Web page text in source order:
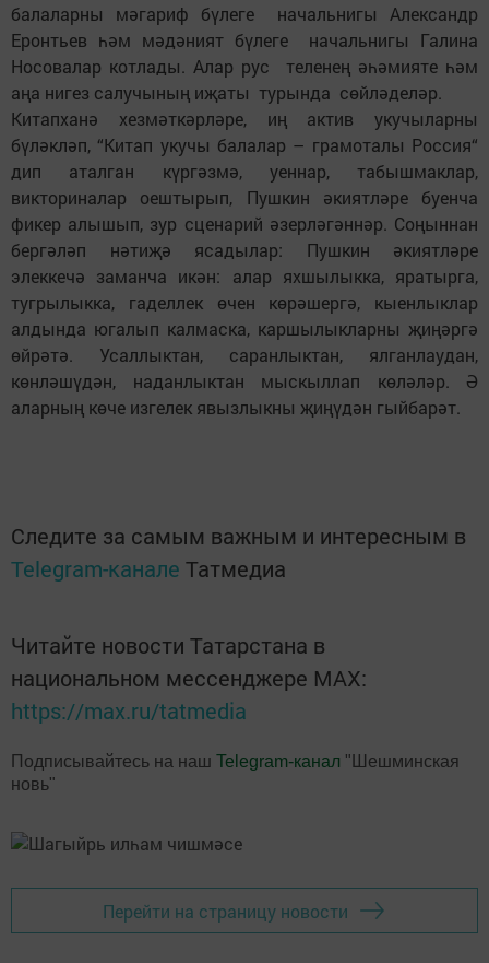
балаларны мәгариф бүлеге начальнигы Александр
Еронтьев һәм мәдәният бүлеге начальнигы Галина
Носовалар котлады. Алар рус теленең әһәмияте һәм
аңа нигез салучының иҗаты турында сөйләделәр.
Китапханә хезмәткәрләре, иң актив укучыларны
бүләкләп, “Китап укучы балалар – грамоталы Россия“
дип аталган күргәзмә, уеннар, табышмаклар,
викториналар оештырып, Пушкин әкиятләре буенча
фикер алышып, зур сценарий әзерләгәннәр. Соңыннан
бергәләп нәтиҗә ясадылар: Пушкин әкиятләре
элеккечә заманча икән: алар яхшылыкка, яратырга,
тугрылыкка, гаделлек өчен көрәшергә, кыенлыклар
алдында югалып калмаска, каршылыкларны җиңәргә
өйрәтә. Усаллыктан, саранлыктан, ялганлаудан,
көнләшүдән, наданлыктан мыскыллап көләләр. Ә
аларның көче изгелек явызлыкны җиңүдән гыйбарәт.
Следите за самым важным и интересным в
Telegram-канале Татмедиа
Читайте новости Татарстана в
национальном мессенджере MАХ:
https://max.ru/tatmedia
Подписывайтесь на наш Telegram-канал "Шешминская
новь"
Перейти на страницу новости